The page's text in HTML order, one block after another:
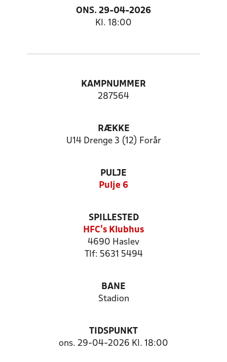
ONS. 29-04-2026
Kl. 18:00
KAMPNUMMER
287564
RÆKKE
U14 Drenge 3 (12) Forår
PULJE
Pulje 6
SPILLESTED
HFC's Klubhus
4690 Haslev
Tlf: 5631 5494
BANE
Stadion
TIDSPUNKT
ons. 29-04-2026 Kl. 18:00